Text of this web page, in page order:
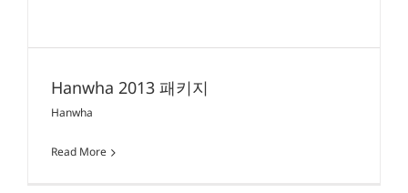
Hanwha 2013 패키지
Hanwha
Read More